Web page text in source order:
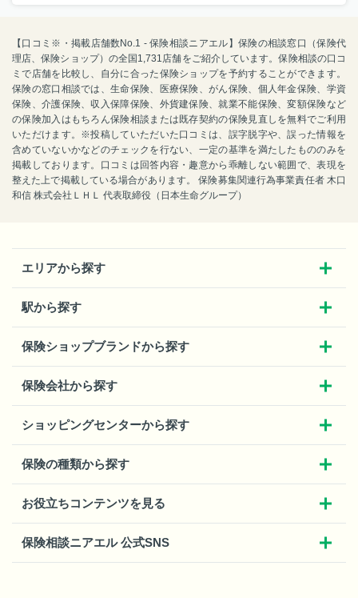
【口コミ※・掲載店舗数No.1 - 保険相談ニアエル】保険の相談窓口（保険代
理店、保険ショップ）の全国1,731店舗をご紹介しています。保険相談の口コ
ミで店舗を比較し、自分に合った保険ショップを予約することができます。
保険の窓口相談では、生命保険、医療保険、がん保険、個人年金保険、学資
保険、介護保険、収入保障保険、外貨建保険、就業不能保険、変額保険など
の保険加入はもちろん保険相談または既存契約の保険見直しを無料でご利用
いただけます。※投稿していただいた口コミは、誤字脱字や、誤った情報を
含めていないかなどのチェックを行ない、一定の基準を満たしたもののみを
掲載しております。口コミは回答内容・趣意から乖離しない範囲で、表現を
整えた上で掲載している場合があります。 保険募集関連行為事業責任者 木口
和信 株式会社ＬＨＬ 代表取締役（日本生命グループ）
エリアから探す
駅から探す
保険ショップブランドから探す
保険会社から探す
ショッピングセンターから探す
保険の種類から探す
お役立ちコンテンツを見る
保険相談ニアエル 公式SNS